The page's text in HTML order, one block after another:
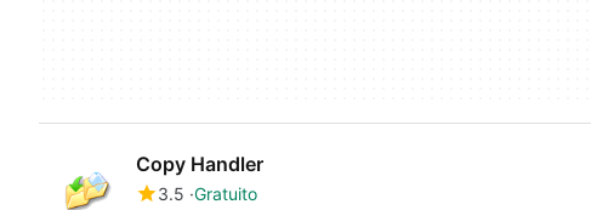
Copy Handler
3.5 Gratuito